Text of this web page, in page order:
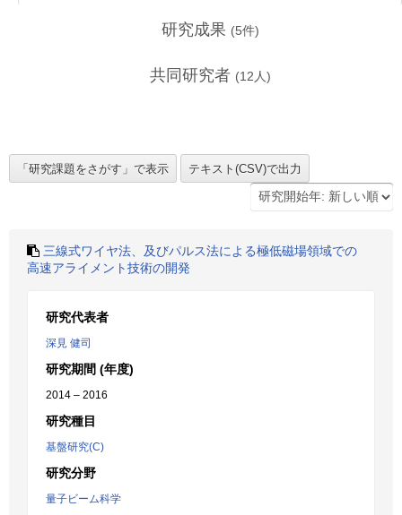
研究成果 (5件)
共同研究者 (12 人)
三線式ワイヤ法、及びパルス法による極低磁場領域での
高速アライメント技術の開発
研究代表者
深見 健司
研究期間 (年度)
2014 – 2016
研究種目
基盤研究(C)
研究分野
量子ビーム科学